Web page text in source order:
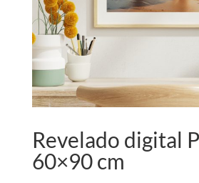
Revelado digital
60×90 cm